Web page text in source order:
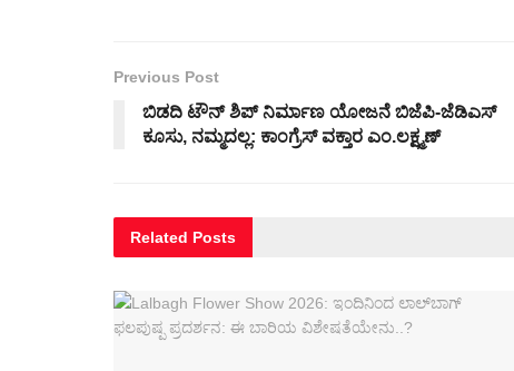
Previous Post
ಬಿಡದಿ ಟೌನ್ ಶಿಪ್ ನಿರ್ಮಾಣ ಯೋಜನೆ ಬಿಜೆಪಿ-ಜೆಡಿಎಸ್‌
ಕೂಸು, ನಮ್ಮದಲ್ಲ: ಕಾಂಗ್ರೆಸ್ ವಕ್ತಾರ ಎಂ.ಲಕ್ಷ್ಮಣ್
Related Posts